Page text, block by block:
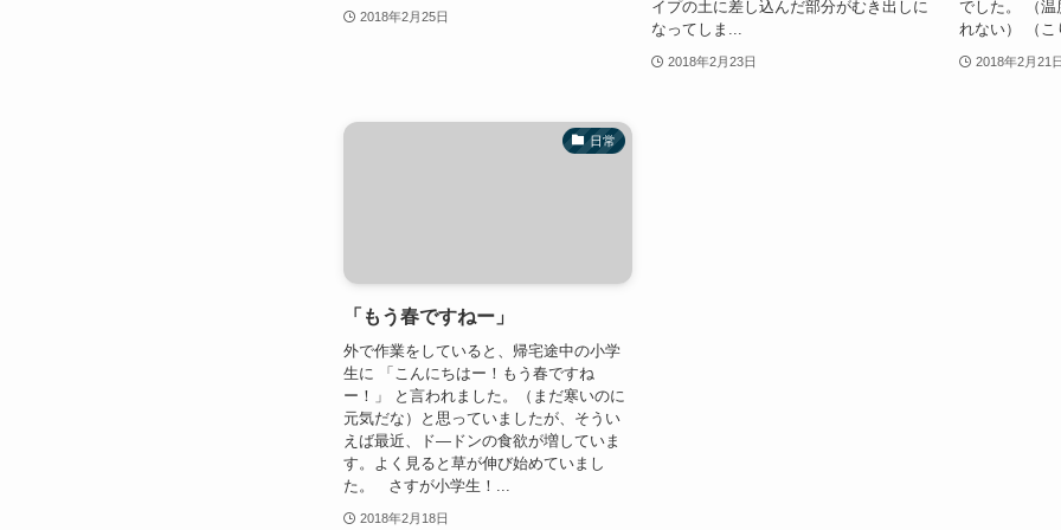
2018年2月25日
イプの土に差し込んだ部分がむき出しに
なってしま...
2018年2月23日
でした。 （温
れない） （こ
2018年2月21日
日常
「もう春ですねー」
外で作業をしていると、帰宅途中の小学
生に 「こんにちはー！もう春ですね
ー！」 と言われました。（まだ寒いのに
元気だな）と思っていましたが、そうい
えば最近、ド―ドンの食欲が増していま
す。よく見ると草が伸び始めていまし
た。 さすが小学生！...
2018年2月18日